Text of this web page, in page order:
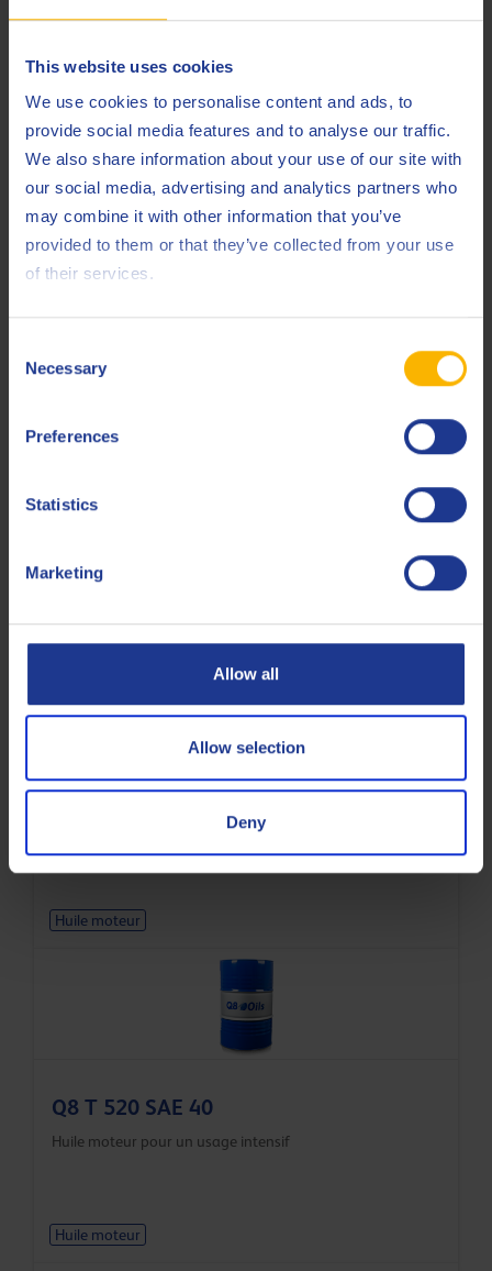
This website uses cookies
We use cookies to personalise content and ads, to
provide social media features and to analyse our traffic.
We also share information about your use of our site with
our social media, advertising and analytics partners who
may combine it with other information that you’ve
provided to them or that they’ve collected from your use
of their services.
Selection
Necessary
Preferences
Statistics
Marketing
Allow all
Allow selection
Deny
API SL
Less specifications
Lubrifiant hautes performances pour moteurs diesel à
Q8 T 660 10W-40
Huile moteur
Q8 T 520 SAE 40
Huile moteur pour un usage intensif
Huile moteur